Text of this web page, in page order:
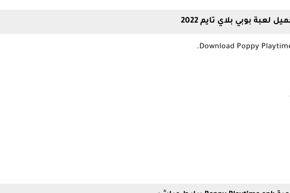
لعبة بوبي بلاي تايم 2022